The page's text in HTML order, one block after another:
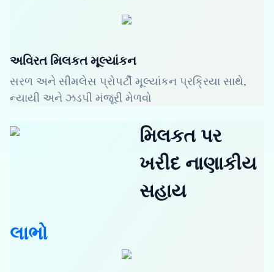
અવિરત મિલકત મૂલ્યાંકન
સરળ અને સીમલેસ પ્રોપર્ટી મૂલ્યાંકન પ્રક્રિયા સાથે,
ન્યાયી અને ઝડપી મંજૂરી મેળવો
મિલકત પર
ખરીદ નાણાકીય
સહાય
લાભો